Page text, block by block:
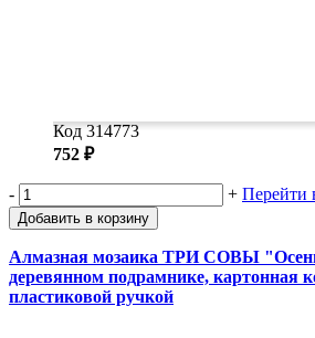
Код 314773
752 ₽
- + Перейти
Добавить в корзину
Алмазная мозаика ТРИ СОВЫ
деревянном подрамнике, картонная
пластиковой ручкой